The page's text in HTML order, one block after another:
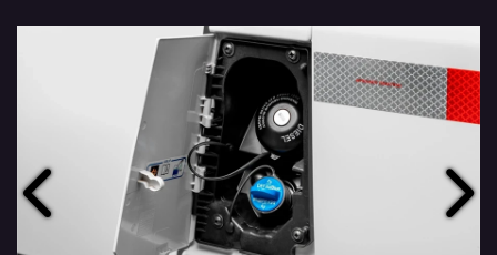
Anterior